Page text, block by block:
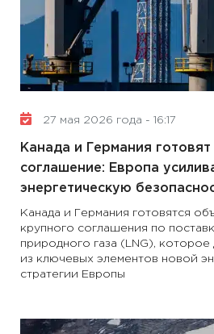
27 мая 2026 года - 16:17
Канада и Германия
соглашение: Европа
энергетическую
Канада и Германия готовятся
крупного соглашения по
природного газа (LNG),
из ключевых элементов новой
стратегии Европы